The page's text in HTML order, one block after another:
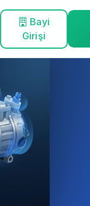
Bayi
Girişi